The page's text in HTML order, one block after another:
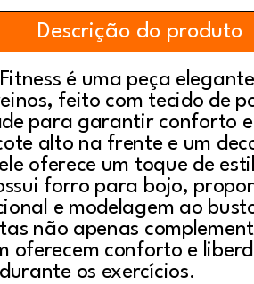
Descrição do produto
é uma peça
feito com tecido de
para garantir conforto
alto na frente e um
oferece um toque de
forro para bojo,
e modelagem ao
não apenas
oferecem conforto e
os exercícios.